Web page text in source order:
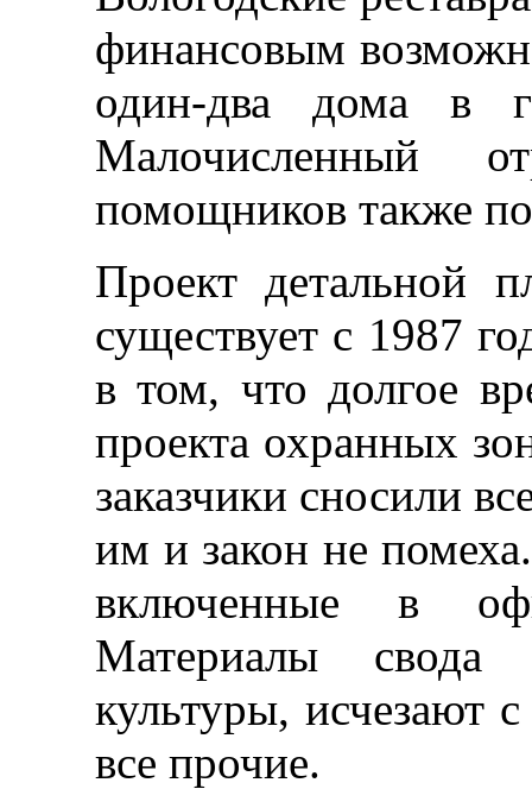
финансовым
один-два дома в
Малочисленный
помощников также
Проект детальной
существует с 1987
в том, что долгое
проекта охранных
заказчики сносили
им и закон не
включенные в
Материалы свода
культуры, исчезают
все прочие.